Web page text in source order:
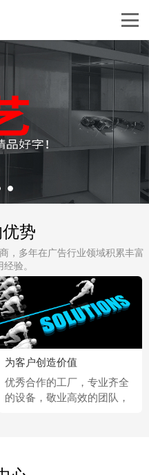
势
，多年在广告行业领域积累丰富
验。
为客户创造价值
优秀合作的工厂，专业齐全
的设备，敬业高效的团队，